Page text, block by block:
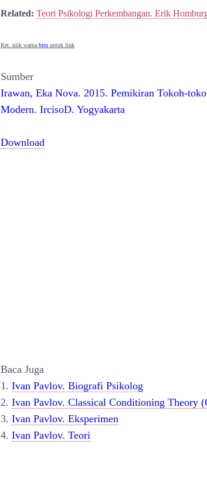
Related: Teori Psikologi Perkembangan. Erik
Ket. klik warna biru untuk link
Sumber
Irawan, Eka Nova. 2015. Pemikiran Tokoh-
Modern. IrcisoD. Yogyakarta
Download
Baca Juga
1. Ivan Pavlov. Biografi Psikolog
2. Ivan Pavlov. Classical Conditioning Theory
3. Ivan Pavlov. Eksperimen
4. Ivan Pavlov. Teori